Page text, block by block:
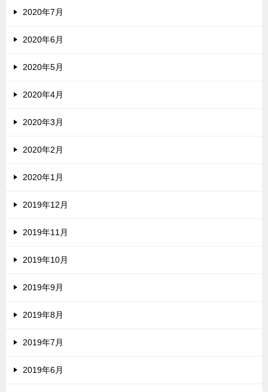
2020年7月
2020年6月
2020年5月
2020年4月
2020年3月
2020年2月
2020年1月
2019年12月
2019年11月
2019年10月
2019年9月
2019年8月
2019年7月
2019年6月